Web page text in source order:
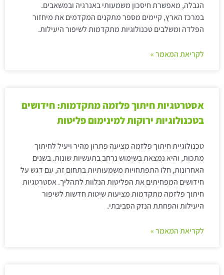
הגבלה, מאפשרת חיסכון משמעותי באנרגיה ובמשאבים.
במרכז הארץ, קיימים מספר מתקנים המקדמים את מיחזור
הפלדה ומשלבים טכנולוגיות מתקדמות לשיפור היעילות.
לקריאת המאמר »
אסטרטגיות חיתוך פלזמה מתקדמות: חידושים
בטכנולוגיות ירוקות למינימום פליטות
טכנולוגיית חיתוך פלזמה מציעה פתרון מהיר ויעיל לחיתוך
מתכות, והיא נמצאת בשימוש נרחב בתעשיות שונות. בשנים
האחרונות, חלו התפתחויות משמעותיות בתחום זה, עם דגש על
חידושים המפחיתים את הפליטות הנלוות לתהליך. אסטרטגיות
חיתוך פלזמה מתקדמות מציעות שיטות חדשות לשיפור
היעילות והפחתת הנזק הסביבתי.
לקריאת המאמר »